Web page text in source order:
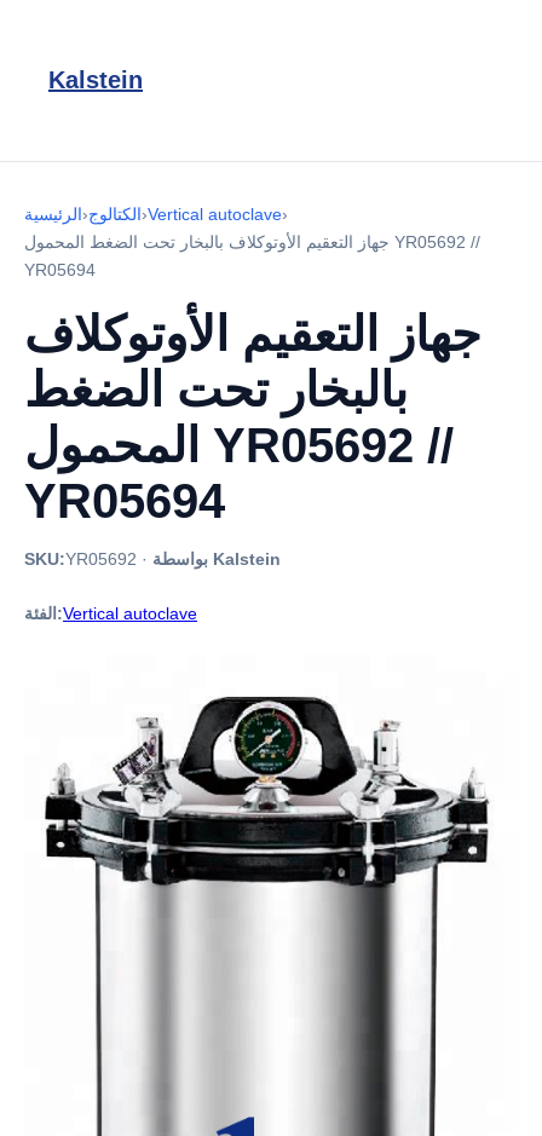
Kalstein
الرئيسية›الكتالوج›Vertical autoclave›
جهاز التعقيم الأوتوكلاف بالبخار تحت الضغط المحمول YR05692 //
YR05694
جهاز التعقيم الأوتوكلاف
بالبخار تحت الضغط
المحمول YR05692 //
YR05694
SKU:YR05692 · بواسطة Kalstein
الفئة:Vertical autoclave